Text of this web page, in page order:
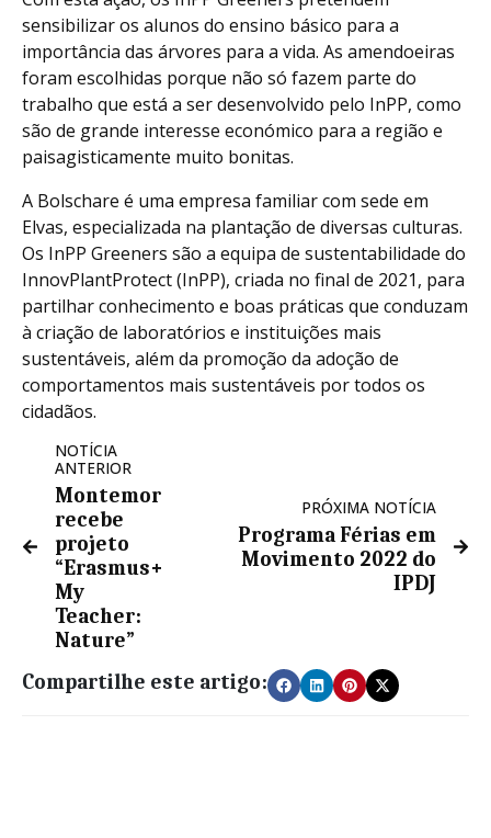
sensibilizar os alunos do ensino básico para a
importância das árvores para a vida. As amendoeiras
foram escolhidas porque não só fazem parte do
trabalho que está a ser desenvolvido pelo InPP, como
são de grande interesse económico para a região e
paisagisticamente muito bonitas.
A Bolschare é uma empresa familiar com sede em
Elvas, especializada na plantação de diversas culturas.
Os InPP Greeners são a equipa de sustentabilidade do
InnovPlantProtect (InPP), criada no final de 2021, para
partilhar conhecimento e boas práticas que conduzam
à criação de laboratórios e instituições mais
sustentáveis, além da promoção da adoção de
comportamentos mais sustentáveis por todos os
cidadãos.
NOTÍCIA
ANTERIOR
Montemor
recebe
projeto
“Erasmus+
My
Teacher:
Nature”
PRÓXIMA NOTÍCIA
Programa Férias em
Movimento 2022 do
IPDJ
Compartilhe este artigo: